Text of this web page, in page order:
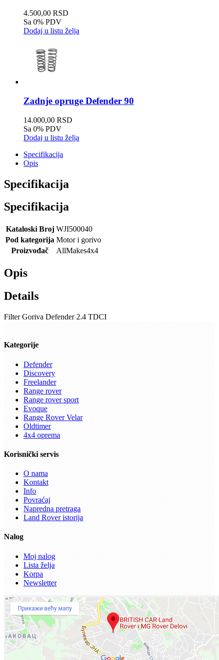
4.500,00 RSD
Sa 0% PDV
Dodaj u listu želja
Zadnje opruge Defender 90
14.000,00 RSD
Sa 0% PDV
Dodaj u listu želja
Specifikacija
Opis
Specifikacija
Specifikacija
Kataloski Broj WJI500040
Pod kategorija Motor i gorivo
Proizvođač
AllMakes4x4
Opis
Details
Filter Goriva Defender 2.4 TDCI
Kategorije
Defender
Discovery
Freelander
Range rover
Range rover sport
Evoque
Range Rover Velar
Oldtimer
4x4 oprema
Korisnički servis
O nama
Kontakt
Info
Povraćaj
Napredna pretraga
Land Rover istorija
Nalog
Moj nalog
Lista želja
Korpa
Newsletter